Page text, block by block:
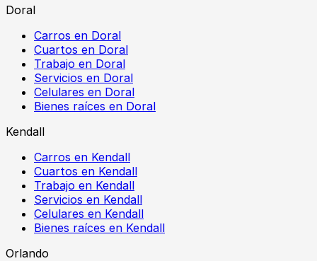
Doral
Carros en Doral
Cuartos en Doral
Trabajo en Doral
Servicios en Doral
Celulares en Doral
Bienes raíces en Doral
Kendall
Carros en Kendall
Cuartos en Kendall
Trabajo en Kendall
Servicios en Kendall
Celulares en Kendall
Bienes raíces en Kendall
Orlando